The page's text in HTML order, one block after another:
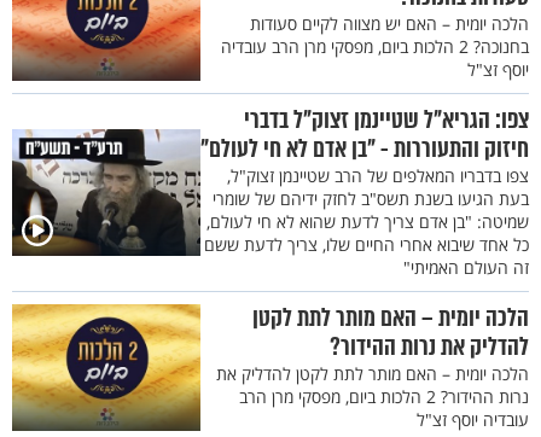
הלכה יומית – האם יש מצווה לקיים סעודות
בחנוכה? 2 הלכות ביום, מפסקי מרן הרב עובדיה
יוסף זצ"ל
צפו: הגריא"ל שטיינמן זצוק"ל בדברי
חיזוק והתעוררות - "בן אדם לא חי לעולם"
צפו בדבריו המאלפים של הרב שטיינמן זצוק"ל,
בעת הגיעו בשנת תשס"ב לחזק ידיהם של שומרי
שמיטה: "בן אדם צריך לדעת שהוא לא חי לעולם,
כל אחד שיבוא אחרי החיים שלו, צריך לדעת ששם
זה העולם האמיתי"
הלכה יומית – האם מותר לתת לקטן
להדליק את נרות ההידור?
הלכה יומית – האם מותר לתת לקטן להדליק את
נרות ההידור? 2 הלכות ביום, מפסקי מרן הרב
עובדיה יוסף זצ"ל